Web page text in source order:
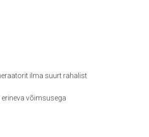
ilma suurt rahalist
võimsusega